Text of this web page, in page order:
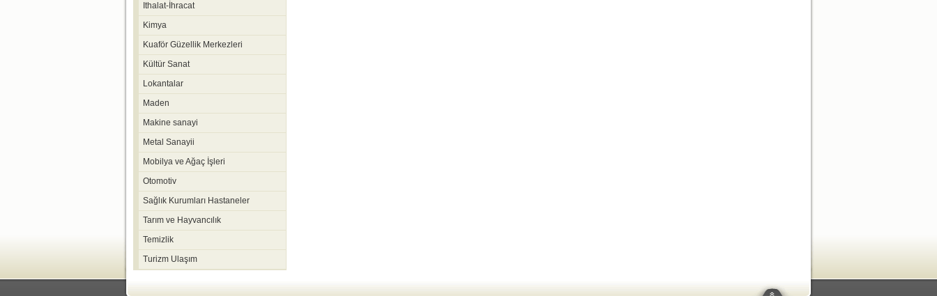
Ithalat-İhracat
Kimya
Kuaför Güzellik Merkezleri
Kültür Sanat
Lokantalar
Maden
Makine sanayi
Metal Sanayii
Mobilya ve Ağaç İşleri
Otomotiv
Sağlık Kurumları Hastaneler
Tarım ve Hayvancılık
Temizlik
Turizm Ulaşım